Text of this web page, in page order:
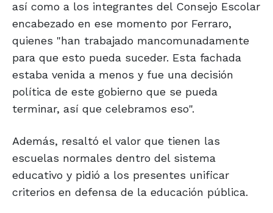
así como a los integrantes del Consejo Escolar
encabezado en ese momento por Ferraro,
quienes "han trabajado mancomunadamente
para que esto pueda suceder. Esta fachada
estaba venida a menos y fue una decisión
política de este gobierno que se pueda
terminar, así que celebramos eso".
Además, resaltó el valor que tienen las
escuelas normales dentro del sistema
educativo y pidió a los presentes unificar
criterios en defensa de la educación pública.